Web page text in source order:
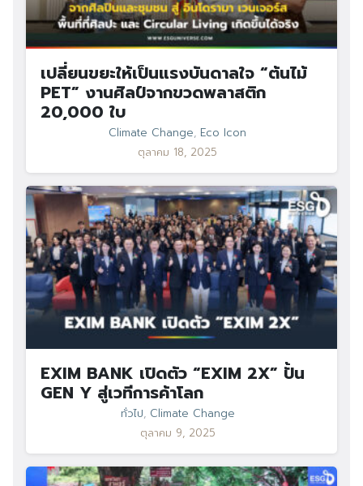
เปลี่ยนขยะให้เป็นแรงบันดาลใจ “ต้นไม้
PET” งานศิลป์จากขวดพลาสติก
20,000 ใบ
Climate Change, Eco Icon
ตุลาคม 18, 2025
EXIM BANK เปิดตัว “EXIM 2X” ปั้น
GEN Y สู่เวทีการค้าโลก
ทั่วไป, Climate Change
ตุลาคม 9, 2025